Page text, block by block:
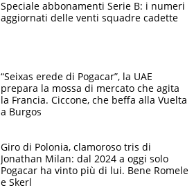
Speciale abbonamenti Serie B: i numeri
aggiornati delle venti squadre cadette
“Seixas erede di Pogacar”, la UAE
prepara la mossa di mercato che agita
la Francia. Ciccone, che beffa alla Vuelta
a Burgos
Giro di Polonia, clamoroso tris di
Jonathan Milan: dal 2024 a oggi solo
Pogacar ha vinto più di lui. Bene Romele
e Skerl